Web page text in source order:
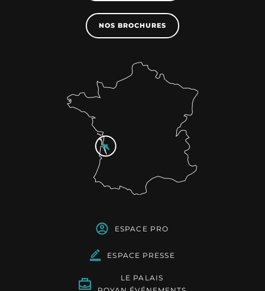
NOS BROCHURES
ESPACE PRO
ESPACE PRESSE
LE PALAIS